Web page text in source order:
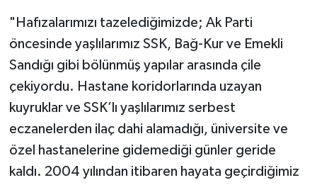
"Hafızalarımızı tazelediğimizde; Ak Parti
öncesinde yaşlılarımız SSK, Bağ-Kur ve Emekli
Sandığı gibi bölünmüş yapılar arasında çile
çekiyordu. Hastane koridorlarında uzayan
kuyruklar ve SSK’lı yaşlılarımız serbest
eczanelerden ilaç dahi alamadığı, üniversite ve
özel hastanelerine gidemediği günler geride
kaldı. 2004 yılından itibaren hayata geçirdiğimiz